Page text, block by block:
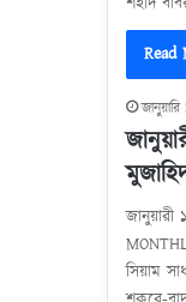
Read
সিয়াম